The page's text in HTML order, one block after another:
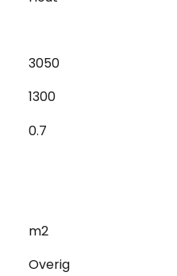
3050
1300
0.7
m2
Overig